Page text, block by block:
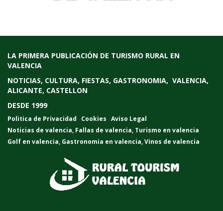
LA PRIMERA PUBLICACIÓN DE TURISMO RURAL EN
VALENCIA
NOTICIAS, CULTURA, FIESTAS, GASTRONOMIA, VALENCIA,
ALICANTE, CASTELLON
DESDE 1999
Politica de Privacidad Cookies Aviso Legal
Noticias de valencia, Fallas de valencia, Turismo en valencia
Golf en valencia, Gastronomia en valencia,Vinos de valencia